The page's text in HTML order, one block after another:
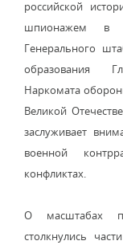
российской
шпионажем в
Генерального
образования
Наркомата
Великой
заслуживает
военной
конфликтах.
О масштабах
столкнулись